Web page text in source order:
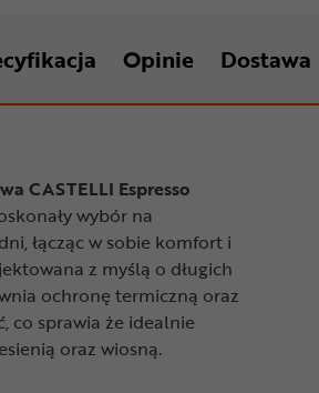
Opinie Dostawa
CASTELLI Espresso
wybór na
łącząc w sobie komfort i
z myślą o długich
ochronę termiczną oraz
co sprawia że idealnie
oraz wiosną.